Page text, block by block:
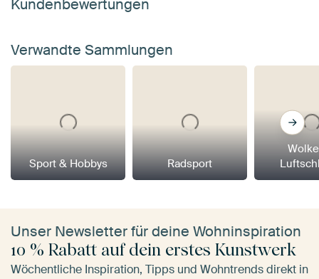
Kundenbewertungen
Verwandte Sammlungen
Sport & Hobbys Radsport
Unser Newsletter für deine Wohninspiration
10 % Rabatt auf dein erstes Kunstwerk
Wöchentliche Inspiration, Tipps und Wohntrends direkt in